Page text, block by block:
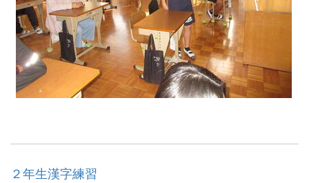
２年生漢字練習